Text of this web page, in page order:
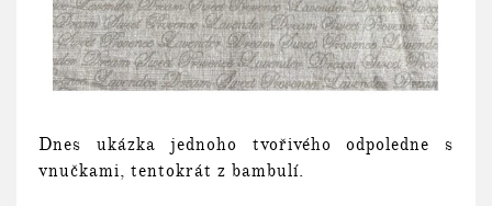
Dnes ukázka jednoho tvořivého odpoledne s
vnučkami, tentokrát z bambulí.